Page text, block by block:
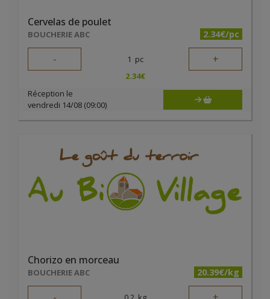
Cervelas de poulet
BOUCHERIE ABC 2.34€/pc
- 1 pc +
2.34€
Réception le
vendredi 14/08 (09:00)
Chorizo en morceau
BOUCHERIE ABC 20.39€/kg